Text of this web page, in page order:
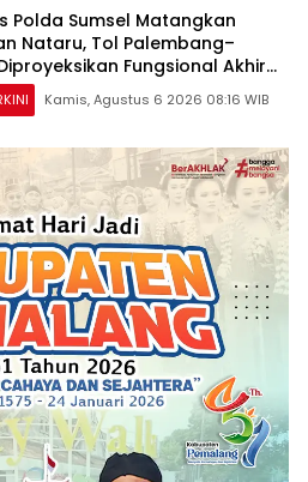
Polda Sumsel Matangkan
Nataru, Tol Palembang–
Fungsional Akhir
Kamis, Agustus 6 2026 08:16 WIB